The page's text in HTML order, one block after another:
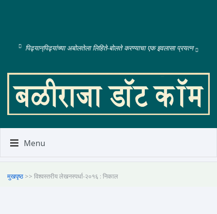
पिढ्यान्‌पिढ्यांच्या अबोलतेला लिहिते-बोलते करण्याचा एक इवलासा प्रयत्न
Menu
मुखपृष्ठ >> विश्वस्तरीय लेखनस्पर्धा-२०१६ : निकाल